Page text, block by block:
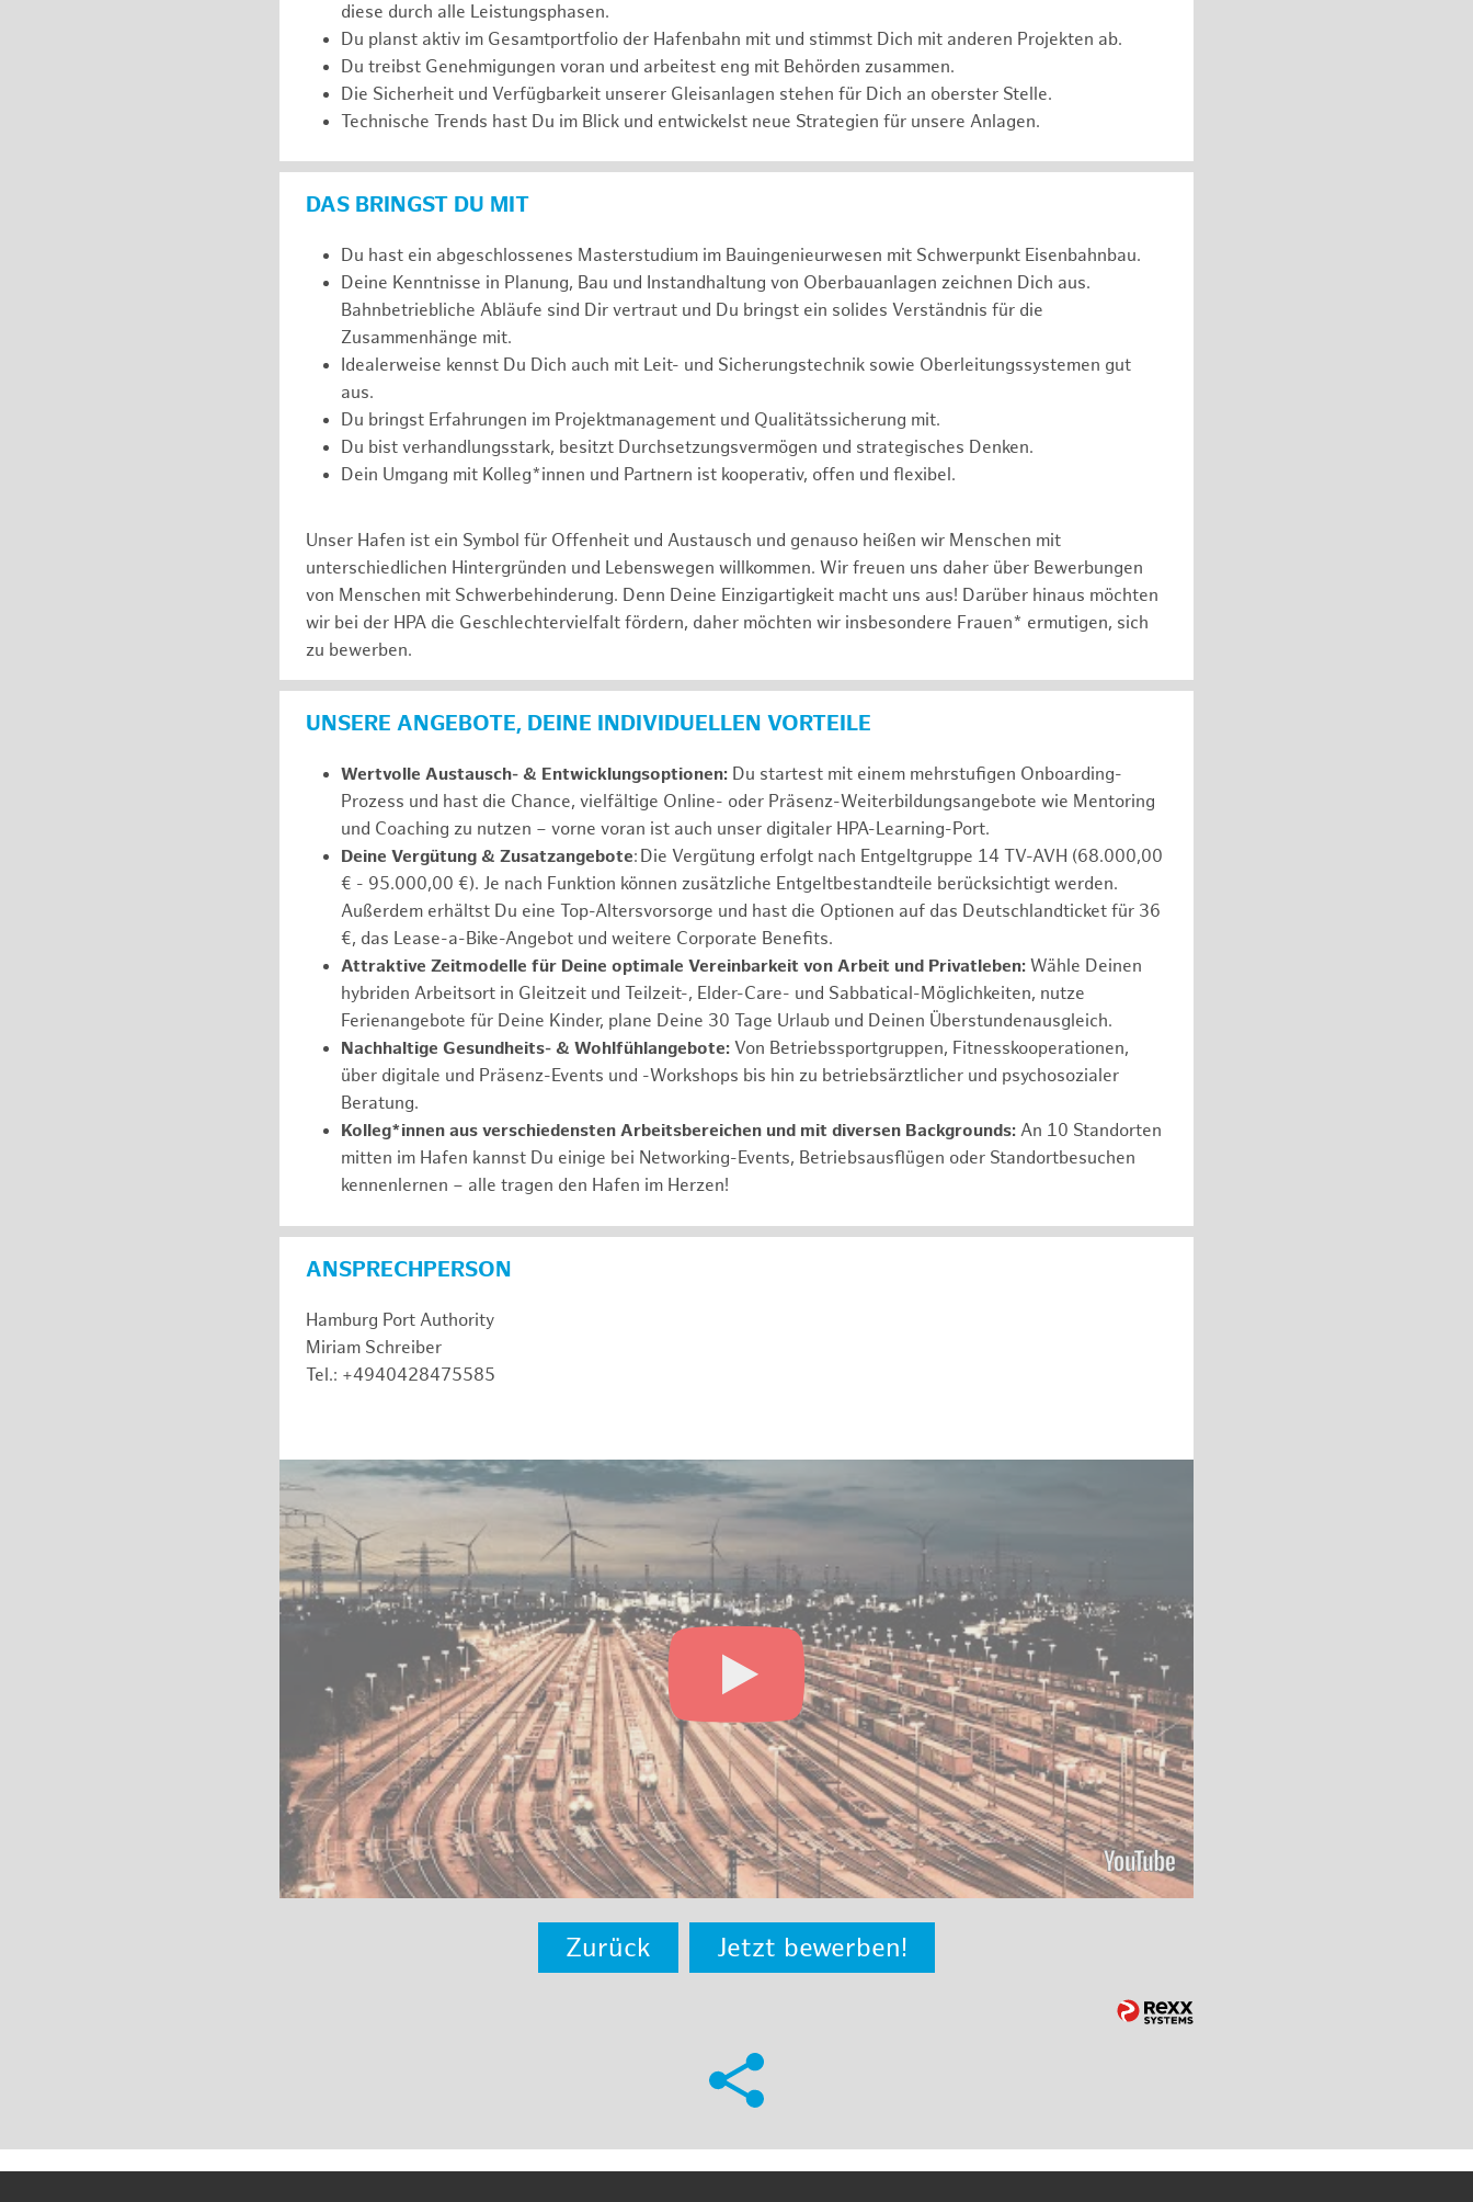
diese durch alle Leistungsphasen.
Du planst aktiv im Gesamtportfolio der Hafenbahn mit und stimmst Dich mit anderen Projekten ab.
Du treibst Genehmigungen voran und arbeitest eng mit Behörden zusammen.
Die Sicherheit und Verfügbarkeit unserer Gleisanlagen stehen für Dich an oberster Stelle.
Technische Trends hast Du im Blick und entwickelst neue Strategien für unsere Anlagen.
DAS BRINGST DU MIT
Du hast ein abgeschlossenes Masterstudium im Bauingenieurwesen mit Schwerpunkt Eisenbahnbau.
Deine Kenntnisse in Planung, Bau und Instandhaltung von Oberbauanlagen zeichnen Dich aus.
Bahnbetriebliche Abläufe sind Dir vertraut und Du bringst ein solides Verständnis für die
Zusammenhänge mit.
Idealerweise kennst Du Dich auch mit Leit- und Sicherungstechnik sowie Oberleitungssystemen gut
aus.
Du bringst Erfahrungen im Projektmanagement und Qualitätssicherung mit.
Du bist verhandlungsstark, besitzt Durchsetzungsvermögen und strategisches Denken.
Dein Umgang mit Kolleg*innen und Partnern ist kooperativ, offen und flexibel.
Unser Hafen ist ein Symbol für Offenheit und Austausch und genauso heißen wir Menschen mit
unterschiedlichen Hintergründen und Lebenswegen willkommen. Wir freuen uns daher über Bewerbungen
von Menschen mit Schwerbehinderung. Denn Deine Einzigartigkeit macht uns aus! Darüber hinaus möchten
wir bei der HPA die Geschlechtervielfalt fördern, daher möchten wir insbesondere Frauen* ermutigen, sich
zu bewerben.
UNSERE ANGEBOTE, DEINE INDIVIDUELLEN VORTEILE
Wertvolle Austausch- & Entwicklungsoptionen: Du startest mit einem mehrstufigen Onboarding-
Prozess und hast die Chance, vielfältige Online- oder Präsenz-Weiterbildungsangebote wie Mentoring
und Coaching zu nutzen – vorne voran ist auch unser digitaler HPA-Learning-Port.
Deine Vergütung & Zusatzangebote: Die Vergütung erfolgt nach Entgeltgruppe 14 TV-AVH (68.000,00
€ - 95.000,00 €). Je nach Funktion können zusätzliche Entgeltbestandteile berücksichtigt werden.
Außerdem erhältst Du eine Top-Altersvorsorge und hast die Optionen auf das Deutschlandticket für 36
€, das Lease-a-Bike-Angebot und weitere Corporate Benefits.
Attraktive Zeitmodelle für Deine optimale Vereinbarkeit von Arbeit und Privatleben: Wähle Deinen
hybriden Arbeitsort in Gleitzeit und Teilzeit-, Elder-Care- und Sabbatical-Möglichkeiten, nutze
Ferienangebote für Deine Kinder, plane Deine 30 Tage Urlaub und Deinen Überstundenausgleich.
Nachhaltige Gesundheits- & Wohlfühlangebote: Von Betriebssportgruppen, Fitnesskooperationen,
über digitale und Präsenz-Events und -Workshops bis hin zu betriebsärztlicher und psychosozialer
Beratung.
Kolleg*innen aus verschiedensten Arbeitsbereichen und mit diversen Backgrounds: An 10 Standorten
mitten im Hafen kannst Du einige bei Networking-Events, Betriebsausflügen oder Standortbesuchen
kennenlernen – alle tragen den Hafen im Herzen!
ANSPRECHPERSON
Hamburg Port Authority
Miriam Schreiber
Tel.: +4940428475585
Zurück Jetzt bewerben!